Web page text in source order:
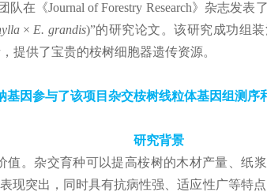
《Journal of Forestry Research》杂志发表了
× E. grandis)”的研究论文。该研究成功组
提供了宝贵的桉树细胞器遗传资源。
基因参与了该项目杂交桉树线粒体基因组测序
研究背景
。杂交育种可以提高桉树的木材产量、纸
现突出，同时具有抗病性强、适应性广等特